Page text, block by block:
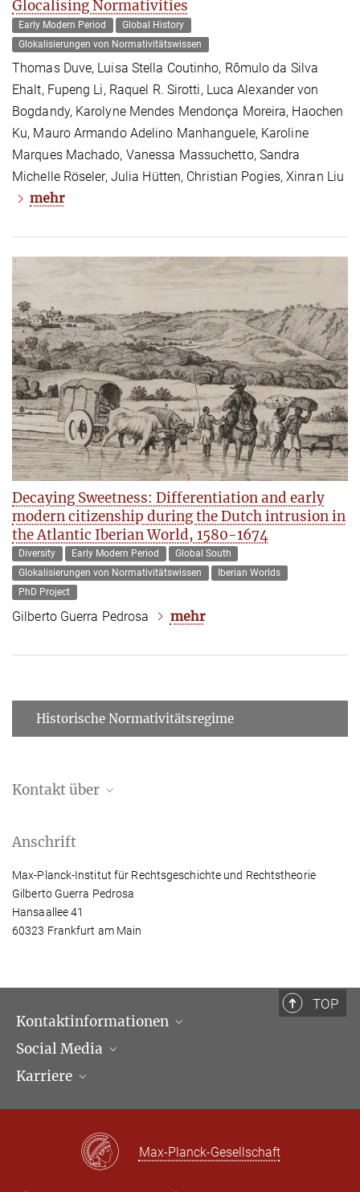
Glocalising Normativities
Early Modern Period
Global History
Glokalisierungen von Normativitätswissen
Thomas Duve, Luisa Stella Coutinho, Rômulo da Silva
Ehalt, Fupeng Li, Raquel R. Sirotti, Luca Alexander von
Bogdandy, Karolyne Mendes Mendonça Moreira, Haochen
Ku, Mauro Armando Adelino Manhanguele, Karoline
Marques Machado, Vanessa Massuchetto, Sandra
Michelle Röseler, Julia Hütten, Christian Pogies, Xinran Liu
mehr
Decaying Sweetness: Differentiation and early
modern citizenship during the Dutch intrusion in
the Atlantic Iberian World, 1580-1674
Diversity Early Modern Period
Global South
Glokalisierungen von Normativitätswissen
Iberian Worlds
PhD Project
Gilberto Guerra Pedrosa mehr
Historische Normativitätsregime
Kontakt über
+49 (69) 789 78 - 211
pasakarnis@...
Anschrift
Max-Planck-Institut für Rechtsgeschichte und Rechtstheorie
Gilberto Guerra Pedrosa
Hansaallee 41
60323 Frankfurt am Main
TOP
Kontaktinformationen
Öffnungszeiten & Anfahrt
Ansprechpartner*innen
Social Media
LinkedIn
Karriere
Max Planck Law
Max-Planck-Gesellschaft